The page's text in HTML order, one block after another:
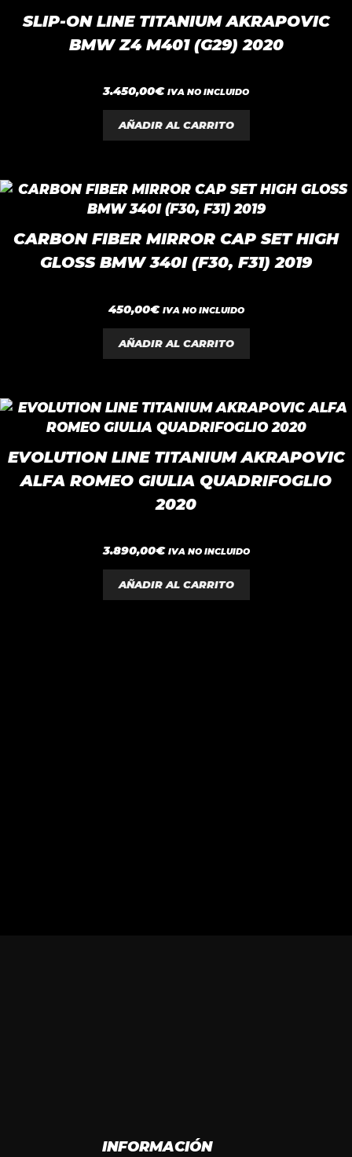
SLIP-ON LINE TITANIUM AKRAPOVIC
BMW Z4 M401 (G29) 2020
0
d
e
5
3.450,00€ IVA NO INCLUIDO
AÑADIR AL CARRITO
CARBON FIBER MIRROR CAP SET HIGH
GLOSS BMW 340I (F30, F31) 2019
0
d
e
5
450,00€ IVA NO INCLUIDO
AÑADIR AL CARRITO
EVOLUTION LINE TITANIUM AKRAPOVIC
ALFA ROMEO GIULIA QUADRIFOGLIO
2020
0
d
e
5
3.890,00€ IVA NO INCLUIDO
AÑADIR AL CARRITO
INFORMACIÓN